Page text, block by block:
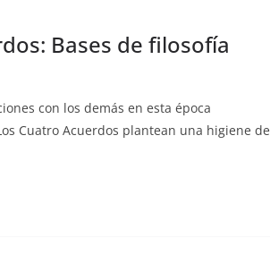
Bases de filosofía
con los demás en esta época
Cuatro Acuerdos plantean una higiene de